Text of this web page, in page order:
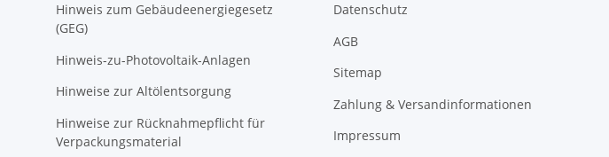
Hinweis zum Gebäudeenergiegesetz
(GEG)
Hinweis-zu-Photovoltaik-Anlagen
Hinweise zur Altölentsorgung
Hinweise zur Rücknahmepflicht für
Verpackungsmaterial
Datenschutz
AGB
Sitemap
Zahlung & Versandinformationen
Impressum